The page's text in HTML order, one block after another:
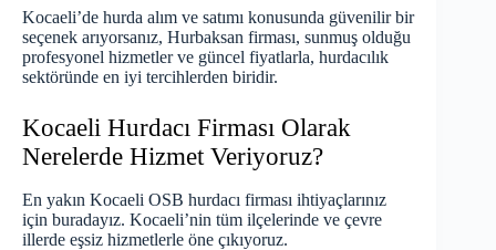
Kocaeli’de hurda alım ve satımı konusunda güvenilir bir
seçenek arıyorsanız, Hurbaksan firması, sunmuş olduğu
profesyonel hizmetler ve güncel fiyatlarla, hurdacılık
sektöründe en iyi tercihlerden biridir.
Kocaeli Hurdacı Firması Olarak
Nerelerde Hizmet Veriyoruz?
En yakın Kocaeli OSB hurdacı firması ihtiyaçlarınız
için buradayız. Kocaeli’nin tüm ilçelerinde ve çevre
illerde eşsiz hizmetlerle öne çıkıyoruz.